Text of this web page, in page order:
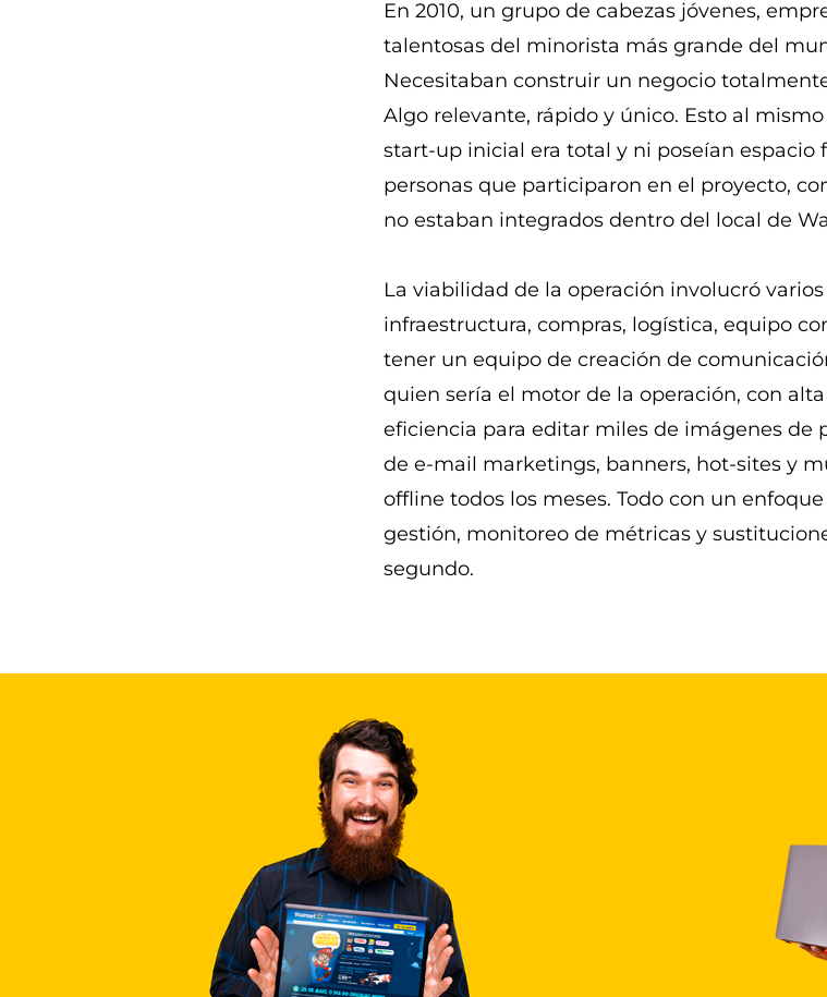
En 2010, un grupo de cabezas jóvenes,
talentosas del minorista más grande del
Necesitaban construir un negocio
Algo relevante, rápido y único. Esto al
start-up inicial era total y ni poseían espacio
personas que participaron en el proyecto,
no estaban integrados dentro del local de
La viabilidad de la operación involucró
infraestructura, compras, logística, equipo
tener un equipo de creación de
quien sería el motor de la operación, con
eficiencia para editar miles de imágenes de
de e-mail marketings, banners, hot-sites y
offline todos los meses. Todo con un
gestión, monitoreo de métricas y
segundo.